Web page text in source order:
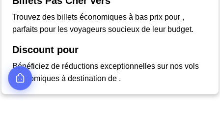
Trouvez des billets économiques à bas prix pour ,
parfaits pour les voyageurs soucieux de leur budget.
Discount pour
Bénéficiez de réductions exceptionnelles sur nos vols
économiques à destination de .